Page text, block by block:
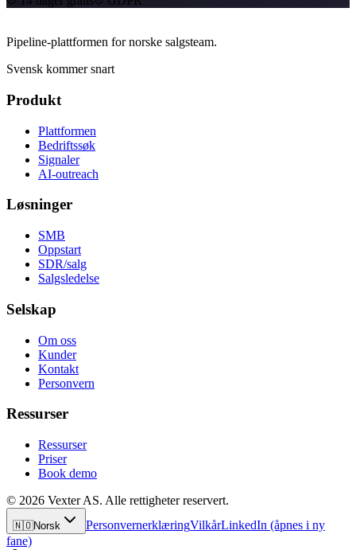
Pipeline-plattformen for norske salgsteam.
Svensk kommer snart
Produkt
Plattformen
Bedriftssøk
Signaler
AI-outreach
Løsninger
SMB
Oppstart
SDR/salg
Salgsledelse
Selskap
Om oss
Kunder
Kontakt
Personvern
Ressurser
Ressurser
Priser
Book demo
© 2026 Vexter AS. Alle rettigheter reservert.
🇳🇴Norsk PersonvernerklæringVilkårLinkedIn (åpnes i ny
fane)